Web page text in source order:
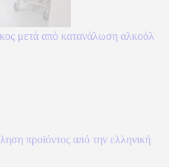
μετά από κατανάλωση αλκοόλ
προϊόντος από την ελληνική